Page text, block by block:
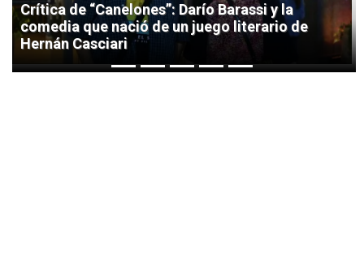
Crítica de “Canelones”: Darío Barassi y la
comedia que nació de un juego literario de
Hernán Casciari